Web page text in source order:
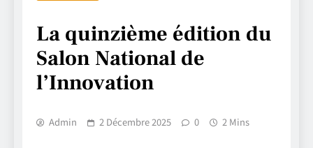
La quinzième édition du
Salon National de
l’Innovation
Admin 2 Décembre 2025 0 2 Mins